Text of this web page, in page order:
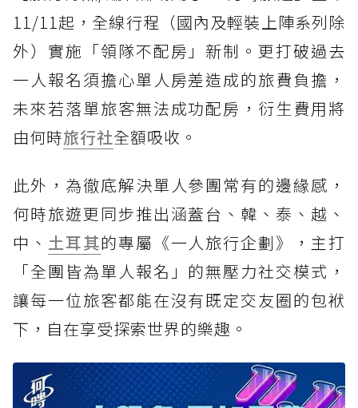
11/11起，全線行程（國內及輕裝上陣系列除
外）實施「領隊不配房」新制。更打破過去
一人報名須擔心單人房差造成的旅費負擔，
未來若落單旅客無法成功配房，衍生費用將
由何時旅行社全額吸收。
此外，為徹底解決單人參團常有的邊緣感，
何時旅遊更同步推出涵蓋台、韓、泰、越、
中、 土耳其的專屬《一人旅行企劃》，主打
「全團皆為單人報名」的無壓力社交模式，
讓每一位旅客都能在沒有既定交友圈的包袱
下，自在享受探索世界的樂趣。